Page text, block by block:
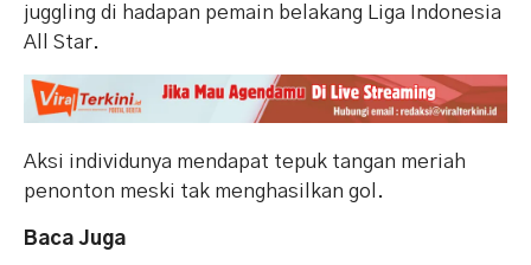
juggling di hadapan pemain belakang Liga Indonesia
All Star.
Aksi individunya mendapat tepuk tangan meriah
penonton meski tak menghasilkan gol.
Baca Juga